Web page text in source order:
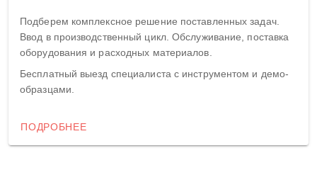
Подберем комплексное решение поставленных задач.
Ввод в производственный цикл. Обслуживание, поставка
оборудования и расходных материалов.
Бесплатный выезд специалиста с инструментом и демо-
образцами.
ПОДРОБНЕЕ